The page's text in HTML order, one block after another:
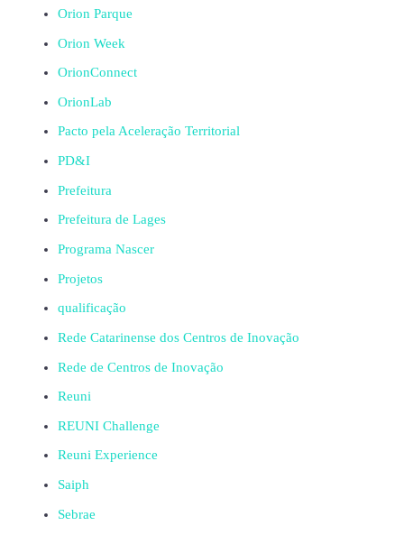
Orion Parque
Orion Week
OrionConnect
OrionLab
Pacto pela Aceleração Territorial
PD&I
Prefeitura
Prefeitura de Lages
Programa Nascer
Projetos
qualificação
Rede Catarinense dos Centros de Inovação
Rede de Centros de Inovação
Reuni
REUNI Challenge
Reuni Experience
Saiph
Sebrae